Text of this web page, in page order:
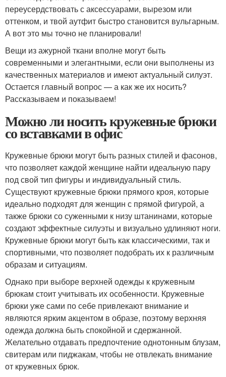
переусердствовать с аксессуарами, вырезом или
оттенком, и твой аутфит быстро становится вульгарным.
А вот это мы точно не планировали!
Вещи из ажурной ткани вполне могут быть
современными и элегантными, если они выполнены из
качественных материалов и имеют актуальный силуэт.
Остается главный вопрос — а как же их носить?
Рассказываем и показываем!
Можно ли носить кружевные брюки
со вставками в офис
Кружевные брюки могут быть разных стилей и фасонов,
что позволяет каждой женщине найти идеальную пару
под свой тип фигуры и индивидуальный стиль.
Существуют кружевные брюки прямого кроя, которые
идеально подходят для женщин с прямой фигурой, а
также брюки со суженными к низу штанинами, которые
создают эффектные силуэты и визуально удлиняют ноги.
Кружевные брюки могут быть как классическими, так и
спортивными, что позволяет подобрать их к различным
образам и ситуациям.
Однако при выборе верхней одежды к кружевным
брюкам стоит учитывать их особенности. Кружевные
брюки уже сами по себе привлекают внимание и
являются ярким акцентом в образе, поэтому верхняя
одежда должна быть спокойной и сдержанной.
Желательно отдавать предпочтение однотонным блузам,
свитерам или пиджакам, чтобы не отвлекать внимание
от кружевных брюк.